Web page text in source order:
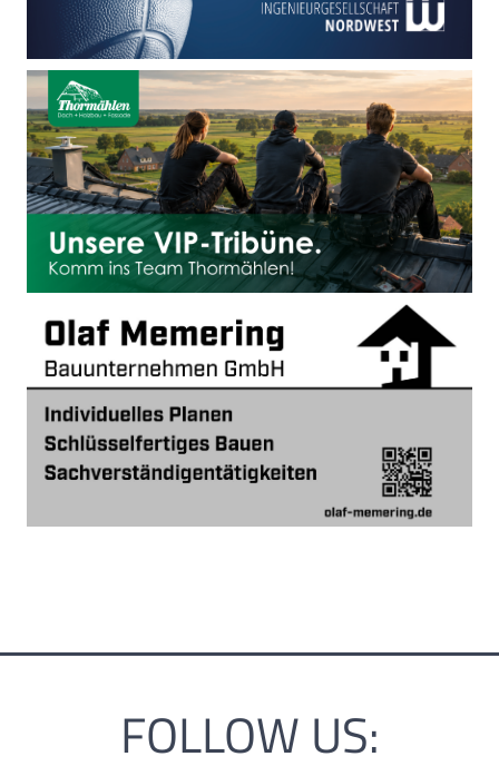
FOLLOW US: